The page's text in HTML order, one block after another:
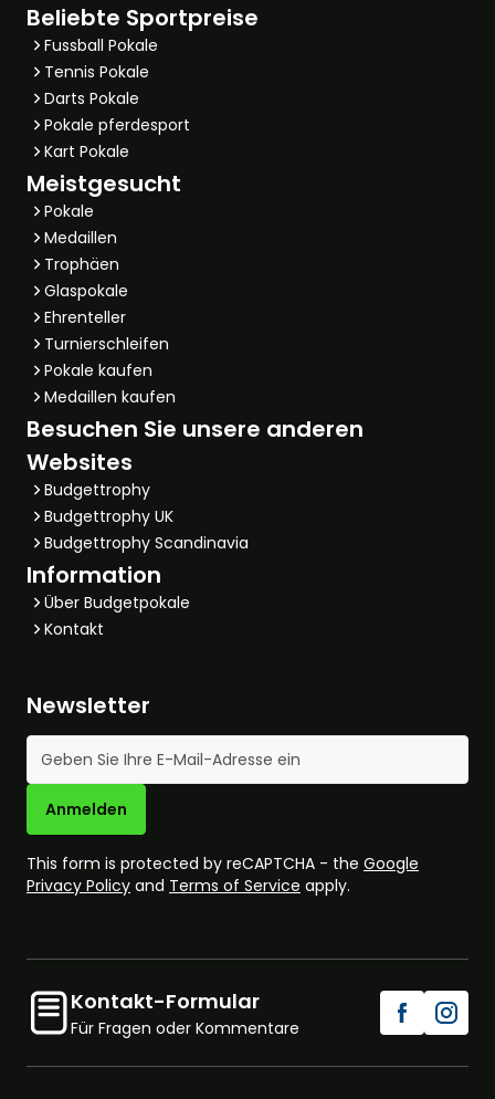
Beliebte Sportpreise
Fussball Pokale
Tennis Pokale
Darts Pokale
Pokale pferdesport
Kart Pokale
Meistgesucht
Pokale
Medaillen
Trophäen
Glaspokale
Ehrenteller
Turnierschleifen
Pokale kaufen
Medaillen kaufen
Besuchen Sie unsere anderen
Websites
Budgettrophy
Budgettrophy UK
Budgettrophy Scandinavia
Information
Über Budgetpokale
Kontakt
Newsletter
E-Mail-Adresse
Anmelden
This form is protected by reCAPTCHA - the Google
Privacy Policy and Terms of Service apply.
Kontakt-Formular
Für Fragen oder Kommentare